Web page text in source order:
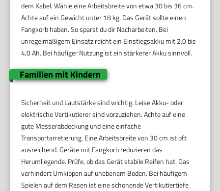
dem Kabel. Wähle eine Arbeitsbreite von etwa 30 bis 36 cm.
Achte auf ein Gewicht unter 18 kg. Das Gerät sollte einen
Fangkorb haben. So sparst du dir Nacharbeiten. Bei
unregelmäßigem Einsatz reicht ein Einstiegsakku mit 2,0 bis
4,0 Ah. Bei häufiger Nutzung ist ein stärkerer Akku sinnvoll.
Familien mit Kindern
Sicherheit und Lautstärke sind wichtig. Leise Akku- oder
elektrische Vertikutierer sind vorzuziehen. Achte auf eine
gute Messerabdeckung und eine einfache
Transportarretierung. Eine Arbeitsbreite von 30 cm ist oft
ausreichend. Geräte mit Fangkorb reduzieren das
Herumliegende. Prüfe, ob das Gerät stabile Reifen hat. Das
verhindert Umkippen auf unebenem Boden. Bei häufigem
Spielen auf dem Rasen ist eine schonende Vertikutiertiefe